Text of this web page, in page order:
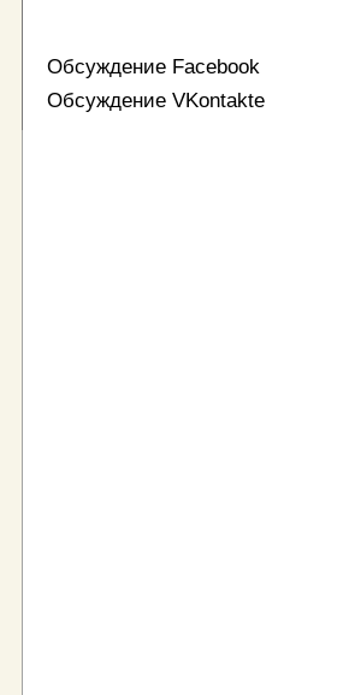
Обсуждение Facebook
Обсуждение VKontakte